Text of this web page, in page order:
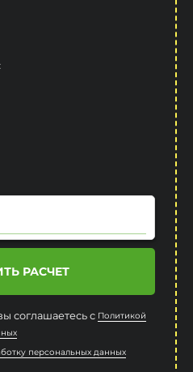
РАСЧЕТ
соглашаетесь с Политикой
персональных данных